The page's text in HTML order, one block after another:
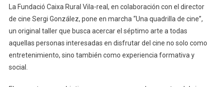
La Fundació Caixa Rural Vila-real, en colaboración con el director
de cine Sergi González, pone en marcha “Una quadrilla de cine”,
un original taller que busca acercar el séptimo arte a todas
aquellas personas interesadas en disfrutar del cine no solo como
entretenimiento, sino también como experiencia formativa y
social.